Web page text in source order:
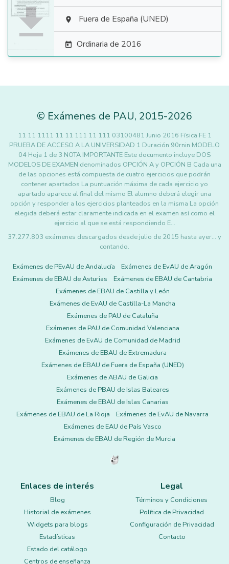
  Fuera de España (UNED)
 Ordinaria de 2016
© Exámenes de PAU, 2015-2026
11 11 1111 11 11 111 11 111 03100481 Junio 2016 Física FE 1
PRUEBA DE ACCESO A LA UNIVERSIDAD 1 Duración 90rnin MODELO
04 Hoja 1 de 3 NOTA IMPORTANTE Este documento incluye DOS
MODELOS DE EXAMEN denominados OPCIÓN A y OPCIÓN B Cada una
de las opciones está compuesta de cuatro ejercicios que podrán
contener apartados La puntuación máxima de cada ejercicio yo
apartado aparece al final del mismo El alumno deberá elegir una
opción y responder a los ejercicios planteados en la misma La opción
elegida deberá estar claramente indicada en el examen así como el
ejercicio al que se está respondiendo E…
37.277.803 exámenes descargados desde julio de 2015 hasta ayer... y
contando.
Exámenes de PEvAU de Andalucía
Exámenes de EvAU de Aragón
Exámenes de EBAU de Asturias
Exámenes de EBAU de Cantabria
Exámenes de EBAU de Castilla y León
Exámenes de EvAU de Castilla-La Mancha
Exámenes de PAU de Cataluña
Exámenes de PAU de Comunidad Valenciana
Exámenes de EvAU de Comunidad de Madrid
Exámenes de EBAU de Extremadura
Exámenes de EBAU de Fuera de España (UNED)
Exámenes de ABAU de Galicia
Exámenes de PBAU de Islas Baleares
Exámenes de EBAU de Islas Canarias
Exámenes de EBAU de La Rioja
Exámenes de EvAU de Navarra
Exámenes de EAU de País Vasco
Exámenes de EBAU de Región de Murcia
Enlaces de interés
Blog
Historial de exámenes
Widgets para blogs
Estadísticas
Estado del catálogo
Centros de enseñanza
Legal
Términos y Condiciones
Política de Privacidad
Configuración de Privacidad
Contacto